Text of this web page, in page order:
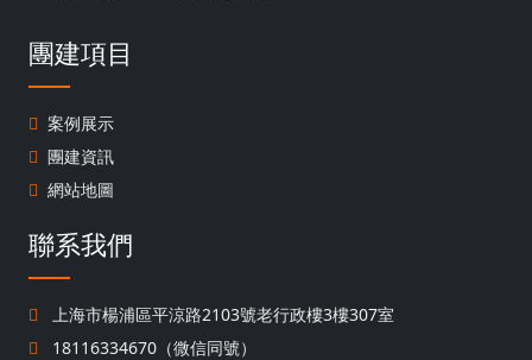
團建項目
案例展示
團建資訊
網站地圖
聯系我們
上海市楊浦區平涼路2103號老行政樓3樓307室
18116334670（微信同號）